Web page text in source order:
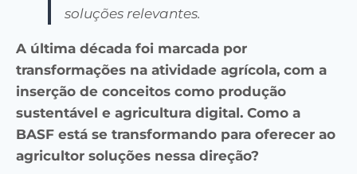
soluções relevantes.
A última década foi marcada por
transformações na atividade agrícola, com a
inserção de conceitos como produção
sustentável e agricultura digital. Como a
BASF está se transformando para oferecer ao
agricultor soluções nessa direção?